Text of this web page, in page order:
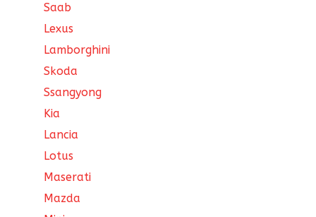
Saab
Lexus
Lamborghini
Skoda
Ssangyong
Kia
Lancia
Lotus
Maserati
Mazda